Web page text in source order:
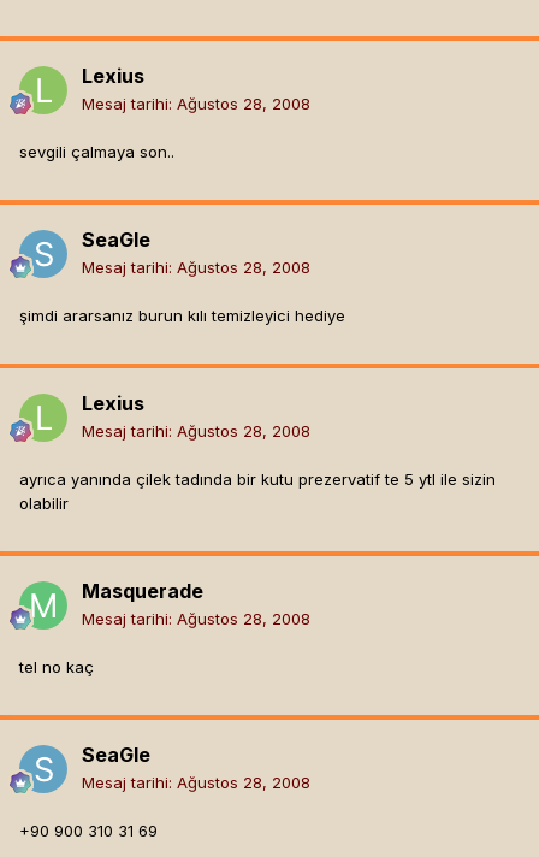
Lexius
Mesaj tarihi: Ağustos 28, 2008
sevgili çalmaya son..
SeaGle
Mesaj tarihi: Ağustos 28, 2008
şimdi ararsanız burun kılı temizleyici hediye
Lexius
Mesaj tarihi: Ağustos 28, 2008
ayrıca yanında çilek tadında bir kutu prezervatif te 5 ytl ile sizin
olabilir
Masquerade
Mesaj tarihi: Ağustos 28, 2008
tel no kaç
SeaGle
Mesaj tarihi: Ağustos 28, 2008
+90 900 310 31 69